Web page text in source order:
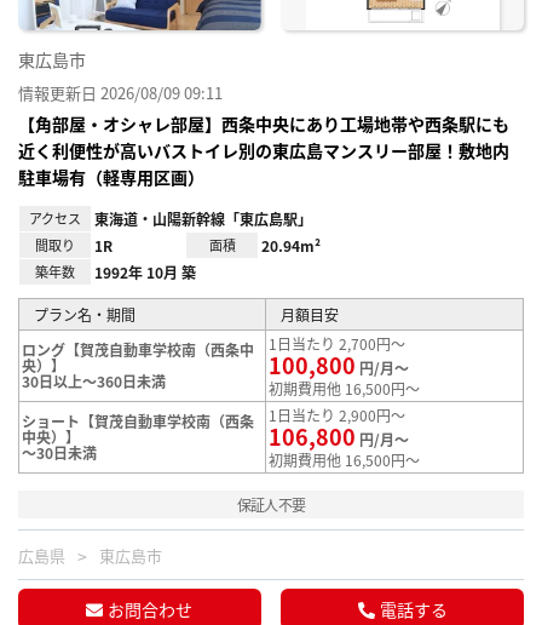
東広島市
情報更新日 2026/08/09 09:11
【角部屋・オシャレ部屋】西条中央にあり工場地帯や西条駅にも
近く利便性が高いバストイレ別の東広島マンスリー部屋！敷地内
駐車場有（軽専用区画）
アクセス 東海道・山陽新幹線「東広島駅」
間取り 1R 面積 20.94m²
築年数 1992年 10月 築
プラン名・期間
月額目安
ロング【賀茂自動車学校南（西条中
央）】
30日以上～360日未満
1日当たり 2,700円～
100,800 円/月～
初期費用他 16,500円～
ショート【賀茂自動車学校南（西条
中央）】
～30日未満
1日当たり 2,900円～
106,800 円/月～
初期費用他 16,500円～
保証人不要
広島県 東広島市
お問合わせ 電話する